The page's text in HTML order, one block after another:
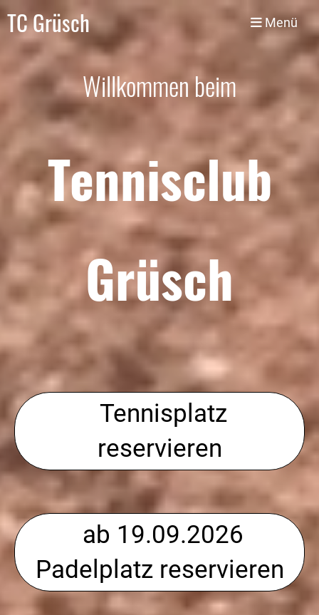
TC Grüsch Menü
Willkommen beim
Tennisclub
Grüsch
Tennisplatz
reservieren
ab 19.09.2026
Padelplatz reservieren